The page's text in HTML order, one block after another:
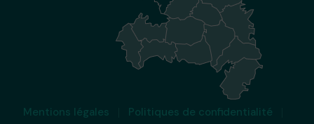
Mentions légales
Politiques de confidentialité